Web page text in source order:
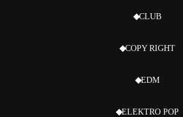
CLUB
COPY RIGHT
EDM
ELEKTRO POP